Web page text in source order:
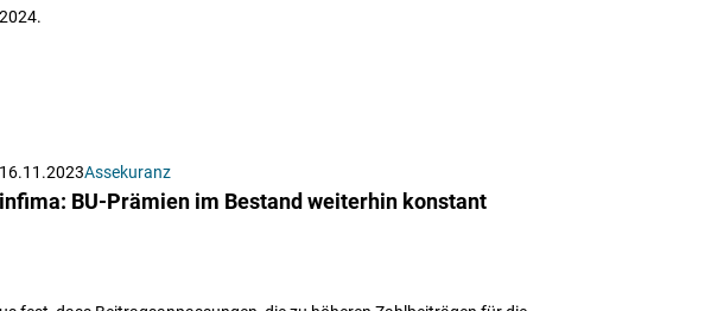
16.11.2023Assekuranz
infima: BU-Prämien im Bestand weiterhin konstant